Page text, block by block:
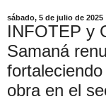
sábado, 5 de julio de 2025
INFOTEP y
Samaná
obra en el